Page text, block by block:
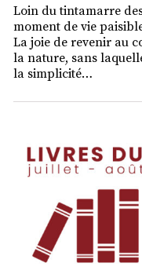
Loin du tintamarre
moment de vie
La joie de revenir au
la nature, sans
la simplicité…